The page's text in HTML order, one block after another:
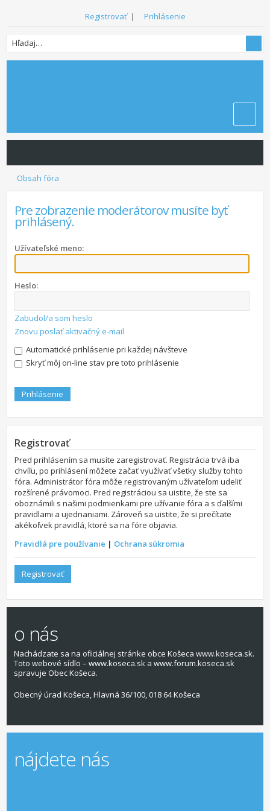
Registrovať| Prihlásenie
Obsah fóra
Pre zobrazenie moderátorov musíte byť
prihlásený.
Užívateľské meno:
Heslo:
Zabudol/a som heslo
Znovu poslať aktivačný e-mail
Automatické prihlásenie pri každej návšteve
Skryť môj on-line stav pre toto prihlásenie
Registrovať
Pred prihlásením sa musíte zaregistrovať. Registrácia trvá iba
chvíľu, po prihlásení môžete začať využívať všetky služby tohto
fóra. Administrátor fóra môže registrovaným užívateľom udeliť
rozšírené právomoci. Pred registráciou sa uistite, že ste sa
oboznámili s našimi podmienkami pre užívanie fóra a s ďalšími
pravidlami a ujednaniami. Zároveň sa uistite, že si prečítate
akékoľvek pravidlá, ktoré sa na fóre objavia.
Pravidlá pre používanie | Ochrana súkromia
Registrovať
o nás
Nachádzate sa na oficiálnej stránke obce Košeca www.koseca.sk.
Toto webové sídlo – www.koseca.sk a www.forum.koseca.sk
spravuje Obec Košeca.
Obecný úrad Košeca, Hlavná 36/100, 018 64 Košeca
nájdete nás